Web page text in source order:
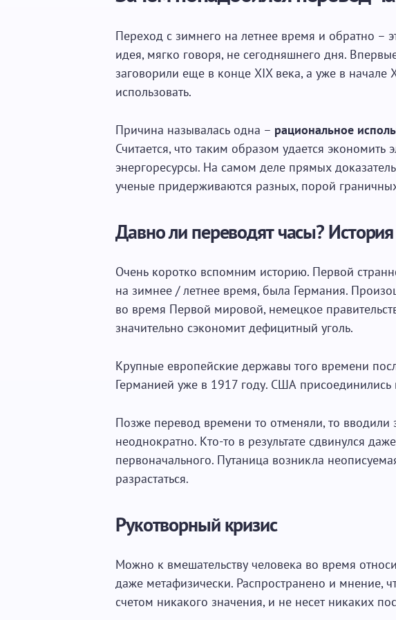
Переход с зимнего на летнее время и обратно –
идея, мягко говоря, не сегодняшнего дня.
заговорили еще в конце XIX века, а уже в начале
использовать.
Причина называлась одна – рациональное
Считается, что таким образом удается экономить
энергоресурсы. На самом деле прямых
ученые придерживаются разных, порой
Давно ли переводят часы?
Очень коротко вспомним историю. Первой
на зимнее / летнее время, была Германия.
во время Первой мировой, немецкое
значительно сэкономит дефицитный уголь.
Крупные европейские державы того времени
Германией уже в 1917 году. США
Позже перевод времени то отменяли, то вводили
неоднократно. Кто-то в результате сдвинулся
первоначального. Путаница возникла
разрастаться.
Рукотворный кризис
Можно к вмешательству человека во время
даже метафизически. Распространено и мнение,
счетом никакого значения, и не несет никаких